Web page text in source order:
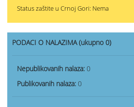
Status zaštite u Crnoj Gori: Nema
PODACI O NALAZIMA (ukupno 0)
Nepublikovanih nalaza: 0
Publikovanih nalaza: 0